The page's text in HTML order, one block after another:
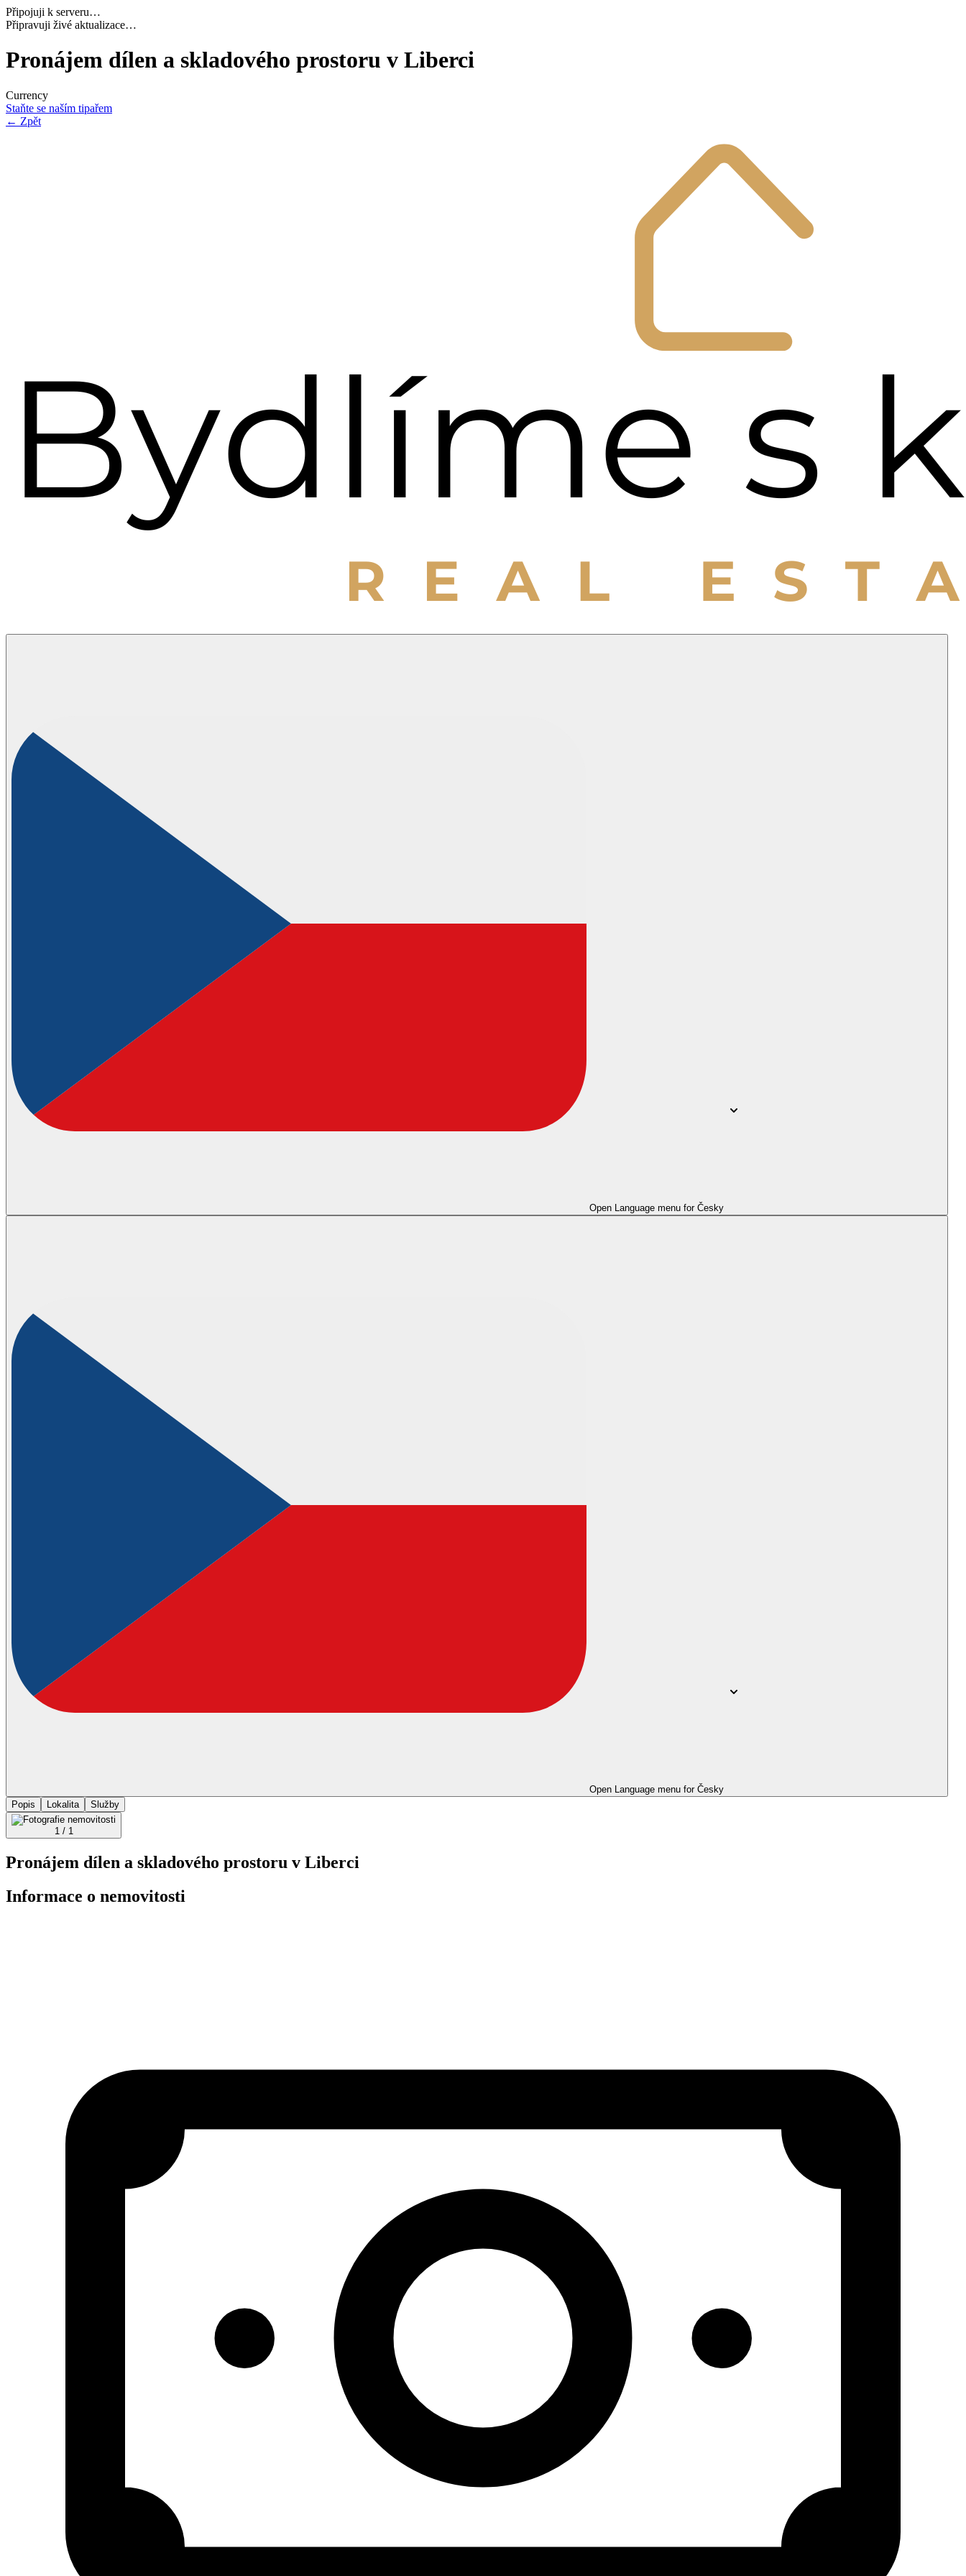
Připojuji k serveru…
Načítám potřebná data…
Pronájem dílen a skladového prostoru v Liberci
Currency
Staňte se naším tipařem
← Zpět
Open Language menu for Česky
Open Language menu for Česky
Popis
Lokalita Služby
1 / 1
Pronájem dílen a skladového prostoru v Liberci
Informace o nemovitosti